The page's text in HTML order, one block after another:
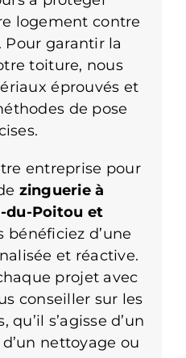
logement contre
garantir la
toiture, nous
éprouvés et
de pose
entreprise pour
zinguerie à
du-Poitou et
bénéficiez d’une
et réactive.
projet avec
conseiller sur les
s’agisse d’un
nettoyage ou